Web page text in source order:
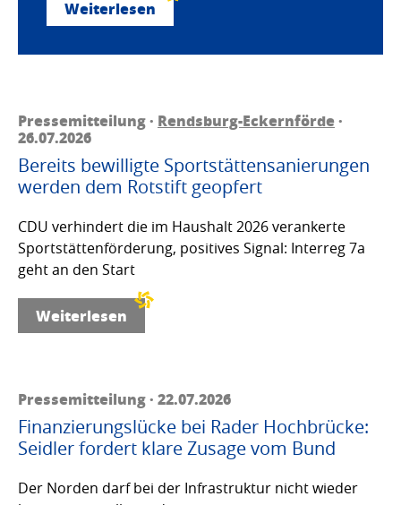
Weiterlesen
Pressemitteilung · Rendsburg-Eckernförde·
26.07.2026
Bereits bewilligte Sportstättensanierungen
werden dem Rotstift geopfert
CDU verhindert die im Haushalt 2026 verankerte
Sportstättenförderung, positives Signal: Interreg 7a
geht an den Start
Weiterlesen
Pressemitteilung · 22.07.2026
Finanzierungslücke bei Rader Hochbrücke:
Seidler fordert klare Zusage vom Bund
Der Norden darf bei der Infrastruktur nicht wieder